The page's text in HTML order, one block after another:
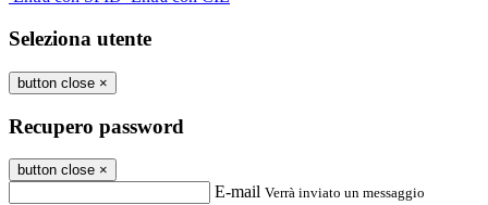
Seleziona utente
button close ×
Recupero password
button close ×
E-mail Verrà inviato un messaggio